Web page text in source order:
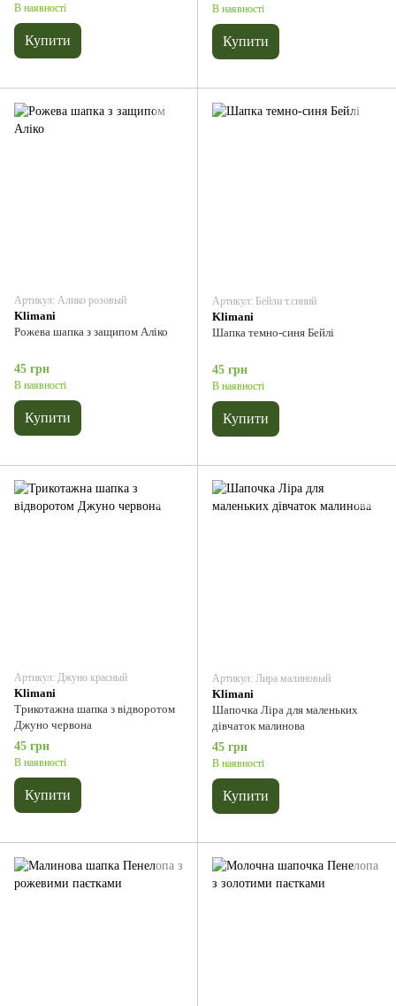
В наявності
Купити
В наявності
Купити
Артикул: Алико розовый
Klimani
Рожева шапка з защипом Аліко
45 грн
В наявності
Купити
Артикул: Бейли т.синий
Klimani
Шапка темно-синя Бейлі
45 грн
В наявності
Купити
Артикул: Джуно красный
Klimani
Трикотажна шапка з відворотом
Джуно червона
45 грн
В наявності
Купити
Артикул: Лира малиновый
Klimani
Шапочка Ліра для маленьких
дівчаток малинова
45 грн
В наявності
Купити